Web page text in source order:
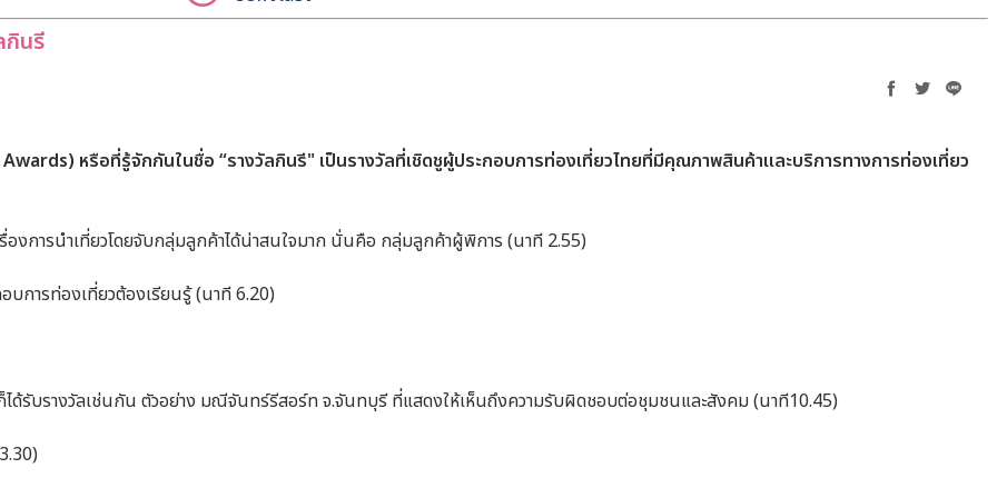
กินรี
หรือที่รู้จักกันในชื่อ “รางวัลกินรี" เป็นรางวัลที่เชิดชูผู้ประกอบการท่องเที่ยวไทยที่มีคุณภาพสินค้าและบริการทางการท่องเที่ยว
งการนำเที่ยวโดยจับกลุ่มลูกค้าได้น่าสนใจมาก นั่นคือ กลุ่มลูกค้าผู้พิการ (นาที 2.55)
การท่องเที่ยวต้องเรียนรู้ (นาที 6.20)
ได้รับรางวัลเช่นกัน ตัวอย่าง มณีจันทร์รีสอร์ท จ.จันทบุรี ที่แสดงให้เห็นถึงความรับผิดชอบต่อชุมชนและสังคม (นาที10.45)